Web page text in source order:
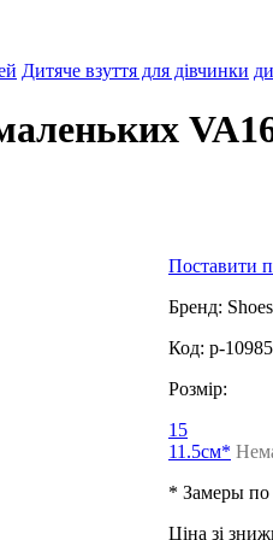
Дитяче взуття для дівчинки
Поставити
Бренд: Shoes
Код: p-
Розмір:
15
11.5см*
* Замеры по
Ціна зі